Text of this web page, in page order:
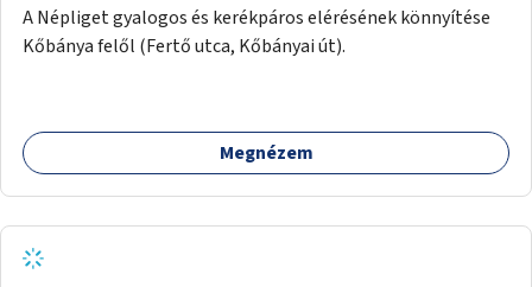
A Népliget gyalogos és kerékpáros elérésének könnyítése
Kőbánya felől (Fertő utca, Kőbányai út).
Megnézem